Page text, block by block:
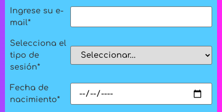
Ingrese su e-
mail*
Selecciona el
tipo de
sesión*
Fecha de
nacimiento*